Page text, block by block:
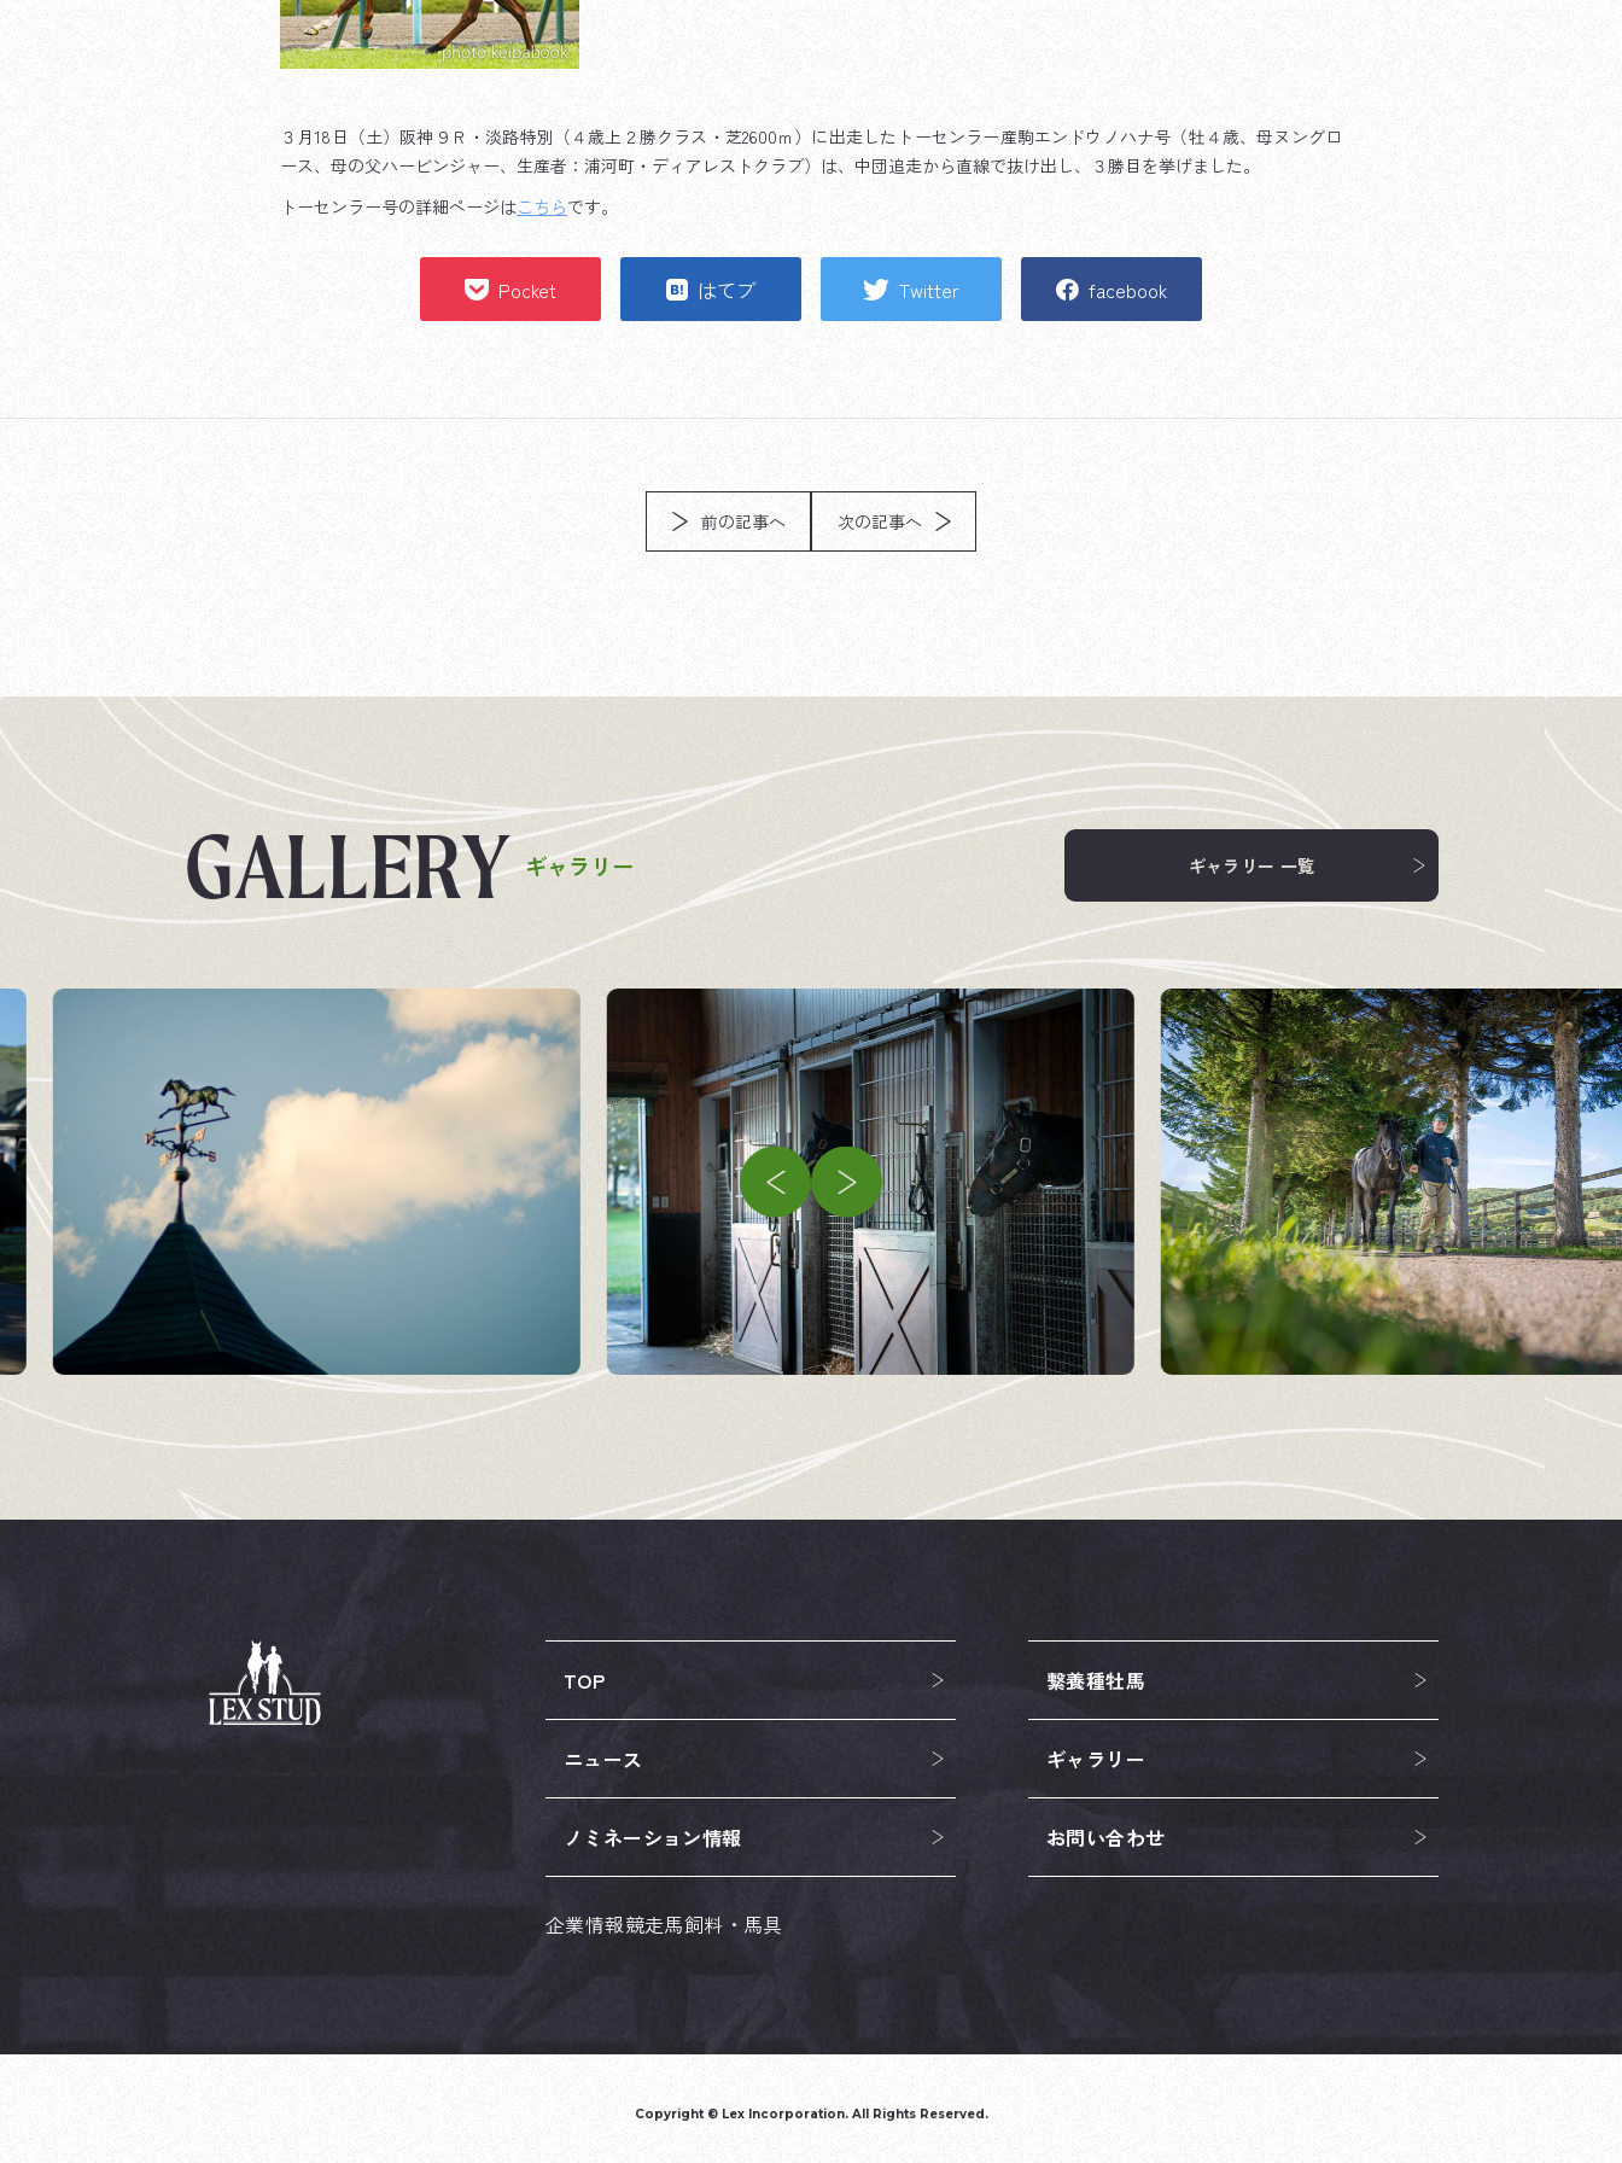
企業情報 競走馬飼料・馬具
３月18日（土）阪神９Ｒ・淡路特別（４歳上２勝クラス・芝2600ｍ）に出走したトーセンラー産駒エンドウノハナ号（牡４歳、母ヌングロ
ース、母の父ハービンジャー、生産者：浦河町・ディアレストクラブ）は、中団追走から直線で抜け出し、３勝目を挙げました。
トーセンラー号の詳細ページはこちらです。
Pocket はてブ Twitter facebook
前の記事へ 次の記事へ
GALLERY ギャラ リ ー ギャラリー 一覧
TOP 繋養種牡馬
ニュース ギャラリー
ノミネーション情報 お問い合わせ
企業情報競走馬飼料・馬具
Copyright © Lex Incorporation. All Rights Reserved.